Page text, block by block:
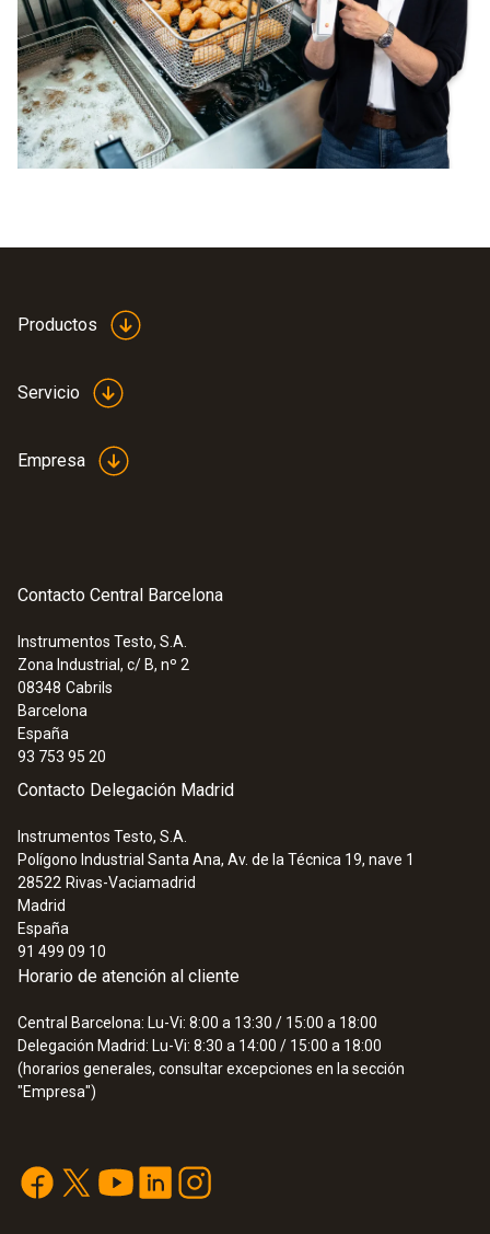
Productos
Servicio
Empresa
Contacto Central Barcelona
Instrumentos Testo, S.A.
Zona Industrial, c/ B, nº 2
08348 Cabrils
Barcelona
España
93 753 95 20
Contacto Delegación Madrid
Instrumentos Testo, S.A.
Polígono Industrial Santa Ana, Av. de la Técnica 19, nave 1
28522 Rivas-Vaciamadrid
Madrid
España
91 499 09 10
Horario de atención al cliente
Central Barcelona: Lu-Vi: 8:00 a 13:30 / 15:00 a 18:00
Delegación Madrid: Lu-Vi: 8:30 a 14:00 / 15:00 a 18:00
(horarios generales, consultar excepciones en la sección
"Empresa")